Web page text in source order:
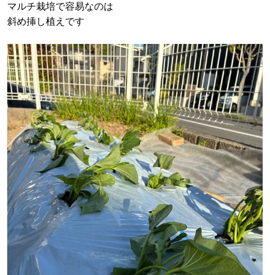
マルチ栽培で容易なのは
斜め挿し植えです